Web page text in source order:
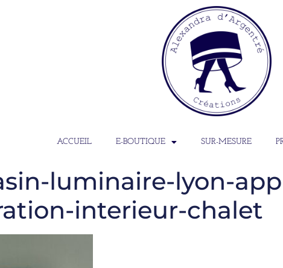
ACCUEIL E-BOUTIQUE SUR-MESURE
luminaire-lyon-
interieur-chalet